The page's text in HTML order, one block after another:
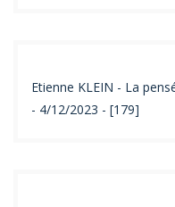
Etienne KLEIN - La
- 4/12/2023 - [179]